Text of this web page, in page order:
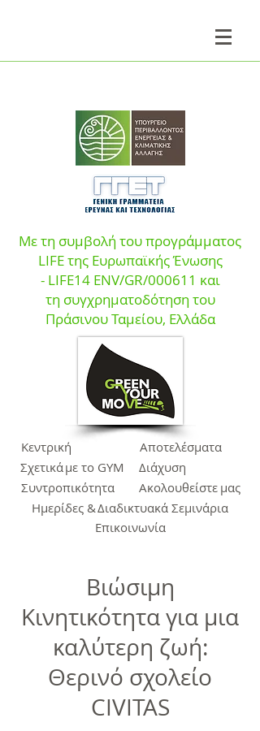
Βιώσιμη
Κινητικότητα για μια
καλύτερη ζωή:
Θερινό σχολείο
CIVITAS
Με τη συμβολή του προγράμματος
LIFE της Ευρωπαϊκής Ένωσης
- LIFE14 ENV/GR/000611 και
τη συγχρηματοδότηση του
Πράσινου Ταμείου, Ελλάδα
Κεντρική
Σχετικά
Συντροπικότητα
Ημερίδες &
Διάχυση
Αποτελέσματα
Ακολουθείστε μας
Επικοινωνία
με το GYM
Διαδικτυακά Σεμινάρια